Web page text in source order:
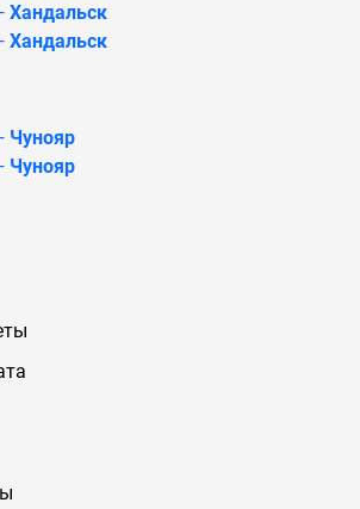
Хандальск
Хандальск
Чунояр
Чунояр